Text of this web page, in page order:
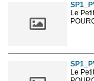
Le
Le